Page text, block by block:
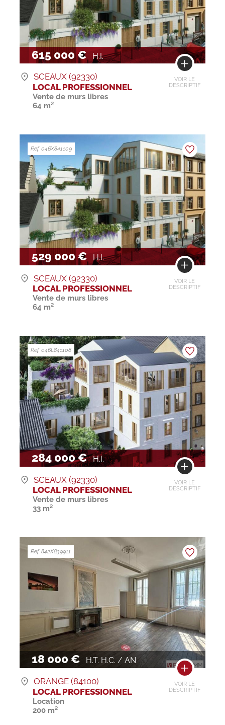
615 000 € H.I.
VOIR LE
DESCRIPTIF
SCEAUX (92330)
LOCAL PROFESSIONNEL
Vente de murs libres
64 m²
529 000 € H.I.
VOIR LE
DESCRIPTIF
Ref. 046X841109
SCEAUX (92330)
LOCAL PROFESSIONNEL
Vente de murs libres
64 m²
284 000 € H.I.
VOIR LE
DESCRIPTIF
Ref. 046L841108
SCEAUX (92330)
LOCAL PROFESSIONNEL
Vente de murs libres
33 m²
18 000 € H.T. H.C. / AN
VOIR LE
DESCRIPTIF
Ref. 842X839911
ORANGE (84100)
LOCAL PROFESSIONNEL
Location
200 m²